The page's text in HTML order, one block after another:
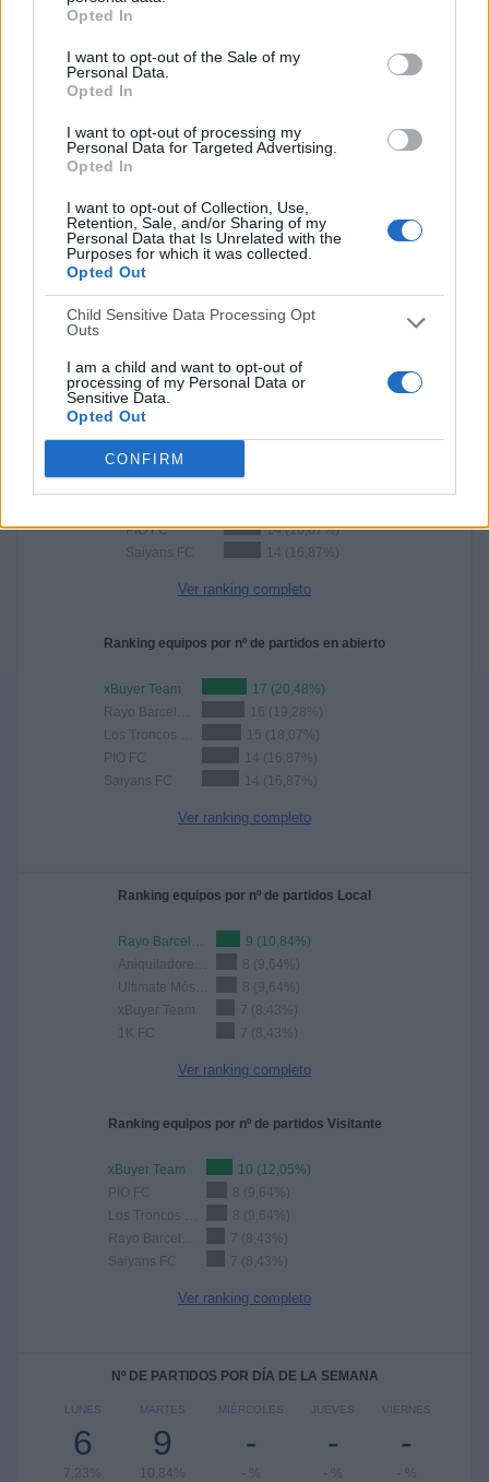
Opted In
I want to opt-out of the Sale of my
Personal Data.
Opted In
I want to opt-out of processing my
Personal Data for Targeted Advertising.
Opted In
I want to opt-out of Collection, Use,
Retention, Sale, and/or Sharing of my
Personal Data that Is Unrelated with the
Purposes for which it was collected.
Opted Out
Child Sensitive Data Processing Opt
Outs
I am a child and want to opt-out of
processing of my Personal Data or
Sensitive Data.
Opted Out
CONFIRM
CANALES TV
SIN PARTIDO
GRATUÍTO
MEDIA
3,2
CANALES POR
PARTIDO
0%
16 Canales en abierto
TOTAL
CANALES
TOTAL
Total equipos
Ranking equipos por nº de partidos
xBuyer Team
PIO FC
14 (16,87%)
Saiyans FC
14 (16,87%)
Ver ranking completo
Ranking equipos por nº de partidos en abierto
xBuyer Team
17 (20,48%)
16 (19,28%)
15 (18,07%)
PIO FC
14 (16,87%)
Saiyans FC
14 (16,87%)
Ver ranking completo
Ranking equipos por nº de partidos Local
Rayo Barcelona
9 (10,84%)
8 (9,64%)
8 (9,64%)
xBuyer Team
7 (8,43%)
1K FC
7 (8,43%)
Ver ranking completo
Ranking equipos por nº de partidos Visitante
xBuyer Team
10 (12,05%)
PIO FC
8 (9,64%)
8 (9,64%)
7 (8,43%)
Saiyans FC
7 (8,43%)
Ver ranking completo
Nº DE PARTIDOS POR DÍA DE LA SEMANA
LUNES
6
7,23%
MARTES
9
10,84%
MIÉRCOLES
-
- %
JUEVES
-
- %
VIERNES
-
- %